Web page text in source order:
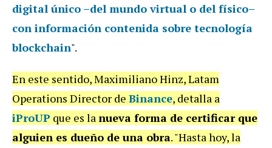
digital único –del mundo virtual o del físico–
con información contenida sobre tecnología
blockchain".
En este sentido, Maximiliano Hinz, Latam
Operations Director de Binance, detalla a
iProUP que es lanueva forma de certificar que
alguien es dueño de una obra. "Hasta hoy, la